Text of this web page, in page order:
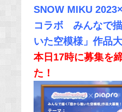
o
k
SNOW MIKU
コラボ みんなで
いた空模様」作品
本日17時に募集を
た！